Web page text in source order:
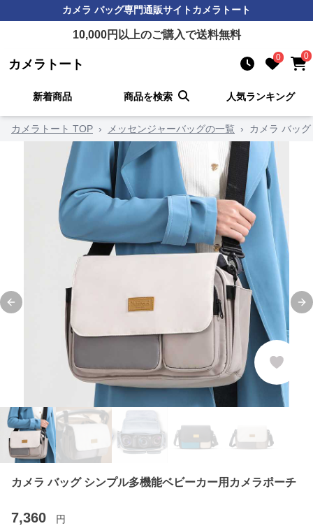
カメラ バッグ専門通販サイトカメラトート
10,000円以上のご購入で送料無料
カメラトート 0 0
新着商品 商品を検索 人気ランキング
カメラトート TOP › メッセンジャーバッグの一覧 › カメラ バッ
Previous slide
カメラ バッグ シンプル多機能ベビーカー用カメラポーチ
7,360 円